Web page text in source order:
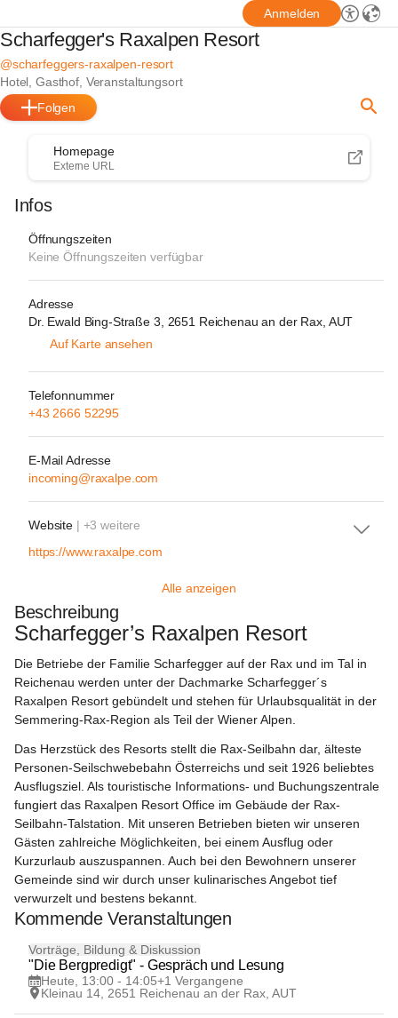
Anmelden
Scharfegger's Raxalpen Resort
@scharfeggers-raxalpen-resort
Hotel, Gasthof, Veranstaltungsort
Folgen
Homepage
Externe URL
Infos
Öffnungszeiten
Keine Öffnungszeiten verfügbar
Adresse
Dr. Ewald Bing-Straße 3, 2651 Reichenau an der Rax, AUT
Auf Karte ansehen
Telefonnummer
+43 2666 52295
E-Mail Adresse
incoming@raxalpe.com
Website | +3 weitere
https://www.raxalpe.com
Alle anzeigen
Beschreibung
Scharfegger’s Raxalpen Resort
Die Betriebe der Familie Scharfegger auf der Rax und im Tal in
Reichenau werden unter der Dachmarke Scharfegger´s
Raxalpen Resort gebündelt und stehen für Urlaubsqualität in der
Semmering-Rax-Region als Teil der Wiener Alpen.
Das Herzstück des Resorts stellt die Rax-Seilbahn dar, älteste
Personen-Seilschwebebahn Österreichs und seit 1926 beliebtes
Ausflugsziel. Als touristische Informations- und Buchungszentrale
fungiert das Raxalpen Resort Office im Gebäude der Rax-
Seilbahn-Talstation. Mit unseren Betrieben bieten wir unseren
Gästen zahlreiche Möglichkeiten, bei einem Ausflug oder
Kurzurlaub auszuspannen. Auch bei den Bewohnern unserer
Gemeinde sind wir durch unser kulinarisches Angebot tief
verwurzelt und bestens bekannt.
Kommende Veranstaltungen
8
AUG
Vorträge, Bildung & Diskussion
"Die Bergpredigt" - Gespräch und Lesung
Heute, 13:00 - 14:05+1 Vergangene
Kleinau 14, 2651 Reichenau an der Rax, AUT